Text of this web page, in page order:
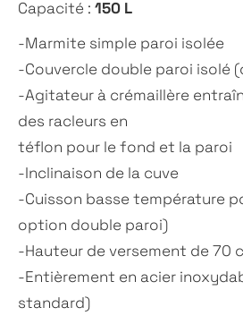
Capacité : 150 L
-Marmite simple paroi isolée
-Couvercle double paroi isolé
-Agitateur à crémaillère
des racleurs en
téflon pour le fond et la paroi
-Inclinaison de la cuve
-Cuisson basse température
option double paroi)
-Hauteur de versement de 70
-Entièrement en acier
standard)